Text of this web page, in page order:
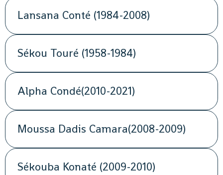
Lansana Conté (1984-2008)
Sékou Touré (1958-1984)
Alpha Condé(2010-2021)
Moussa Dadis Camara(2008-2009)
Sékouba Konaté (2009-2010)